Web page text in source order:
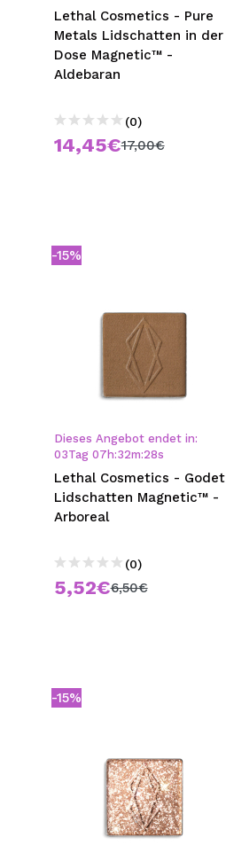
Lethal Cosmetics - Pure
Metals Lidschatten in der
Dose Magnetic™ -
Aldebaran
(0)
14,45€17,00€
-15%
Dieses Angebot endet in:
03Tag 07 h:32m:28s
Lethal Cosmetics - Godet
Lidschatten Magnetic™ -
Arboreal
(0)
5,52€6,50€
-15%